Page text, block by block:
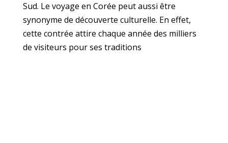
Sud. Le voyage en Corée peut aussi être
synonyme de découverte culturelle. En effet,
cette contrée attire chaque année des milliers
de visiteurs pour ses traditions